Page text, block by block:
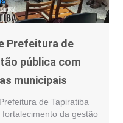
Prefeitura de
pública com
municipais
de Tapiratiba
da gestão